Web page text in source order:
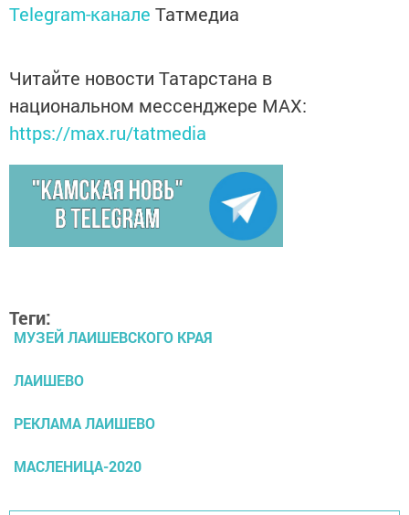
Telegram-канале Татмедиа
Читайте новости Татарстана в
национальном мессенджере MАХ:
https://max.ru/tatmedia
Теги:
МУЗЕЙ ЛАИШЕВСКОГО КРАЯ
ЛАИШЕВО
РЕКЛАМА ЛАИШЕВО
МАСЛЕНИЦА-2020